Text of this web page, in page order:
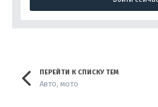
ПЕРЕЙТИ К СПИСКУ ТЕМ
Авто, мото